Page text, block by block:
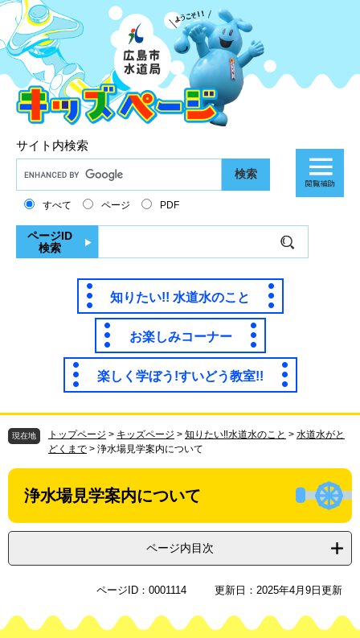
ペ
ジ
の
先
メ
ュ
ー
を
サイト内検索
すべて ページ PDF
ページID
検索
知りたい!! 水道水のこと
お楽しみコーナー
楽しく学ぼう!すいどう教室!!
現在地 トップページ > キッズページ > 知りたい‼水道水のこと > 水道水がと
どくまで > 浄水場見学案内について
浄水場見学案内について
ページ内目次
ページID：0001114 更新日：2025年4月9日更新